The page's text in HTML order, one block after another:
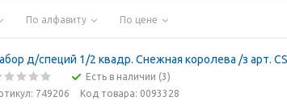
По алфавиту По цене
д/специй 1/2 квадр. Снежная королева /з арт.
Есть в наличии (3)
749206
Код товара: 0093328